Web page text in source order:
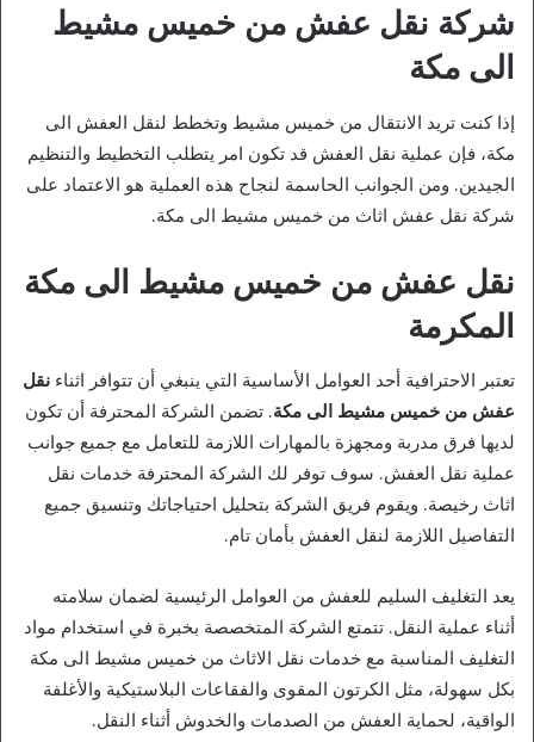
شركة نقل عفش من خميس مشيط
الى مكة
إذا كنت تريد الانتقال من خميس مشيط وتخطط لنقل العفش الى
مكة، فإن عملية نقل العفش قد تكون امر يتطلب التخطيط والتنظيم
الجيدين. ومن الجوانب الحاسمة لنجاح هذه العملية هو الاعتماد على
شركة نقل عفش اثاث من خميس مشيط الى مكة.
نقل عفش من خميس مشيط الى مكة
المكرمة
تعتبر الاحترافية أحد العوامل الأساسية التي ينبغي أن تتوافر اثناء نقل
عفش من خميس مشيط الى مكة. تضمن الشركة المحترفة أن تكون
لديها فرق مدربة ومجهزة بالمهارات اللازمة للتعامل مع جميع جوانب
عملية نقل العفش. سوف توفر لك الشركة المحترفة خدمات نقل
اثاث رخيصة. ويقوم فريق الشركة بتحليل احتياجاتك وتنسيق جميع
التفاصيل اللازمة لنقل العفش بأمان تام.
يعد التغليف السليم للعفش من العوامل الرئيسية لضمان سلامته
أثناء عملية النقل. تتمتع الشركة المتخصصة بخبرة في استخدام مواد
التغليف المناسبة مع خدمات نقل الاثاث من خميس مشيط الى مكة
بكل سهولة، مثل الكرتون المقوى والفقاعات البلاستيكية والأغلفة
الواقية، لحماية العفش من الصدمات والخدوش أثناء النقل.